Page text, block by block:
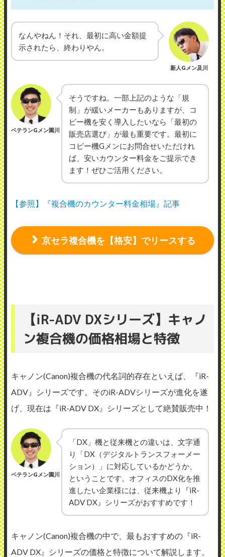
なんやねん！それ、最初に高い金額提
示されたら、終わりやん。
新人Gメン及川
ベテランGメン園川
そうですね。一部上記のような「規
制」が緩いメーカーもありますが、コ
ピー機を安く導入したいなら「最初の
販売店選び」が最も重要です。最初に
コピー機Gメンにお問合せいただけれ
ば、安いカウンター料金をご提示でき
ます！ぜひご活用ください。
【参照】『複合機のカウンター料金相場』記事
京セラ複合機を【格安】でリースする
【iR-ADV DXシリーズ】キャノ
ン複合機の価格相場と特徴
キャノン(Canon)複合機の代名詞的存在といえば、『iR-
ADV』シリーズです。そのiR-ADVシリーズが進化を遂
げ、現在は『iR-ADV DX』シリーズとして絶賛販売中！
ベテランGメン園川
「DX」機と従来機との違いは、文字通
り「DX（デジタルトランスフォーメー
ション）」に対応しているかどうか、
ということです。オフィスのDX化を推
進したい企業様には、従来機より『iR-
ADV DX』シリーズがおすすめです！
キャノン(Canon)複合機の中で、最もおすすめの『iR-
ADV DX』シリーズの価格と特徴について解説します。